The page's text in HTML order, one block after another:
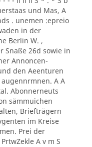
und Mas, A
. unemen :epreio
in der
Berlin W. ,
Snaße 26d sowie in
Annoncen-
den Aeenturen
A A
Abonnerneuts
sämmuichen
Briefträgern
im Kreise
Prei der
A v m S